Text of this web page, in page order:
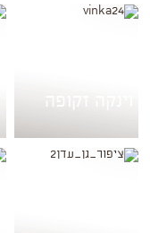
וינקה זקופה